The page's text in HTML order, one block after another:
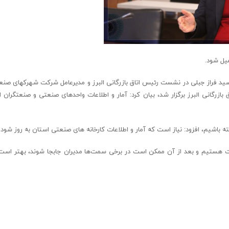
شود.
فراز جبلی در نشست رئیس اتاق بازرگانی البرز و مدیرعامل شرکت شهرکهای
البرز برگزار شد، بیان کرد: آمار و اطلاعات واحدهای صنعتی و صنعتگران
باشیم، افزود: نیاز است که آمار و اطلاعات کارخانه های صنعتی استان به روز
دولت هستیم و بعد از آن ممکن است در برخی سمت‌ها مدیران جابجا شوند، بهتر